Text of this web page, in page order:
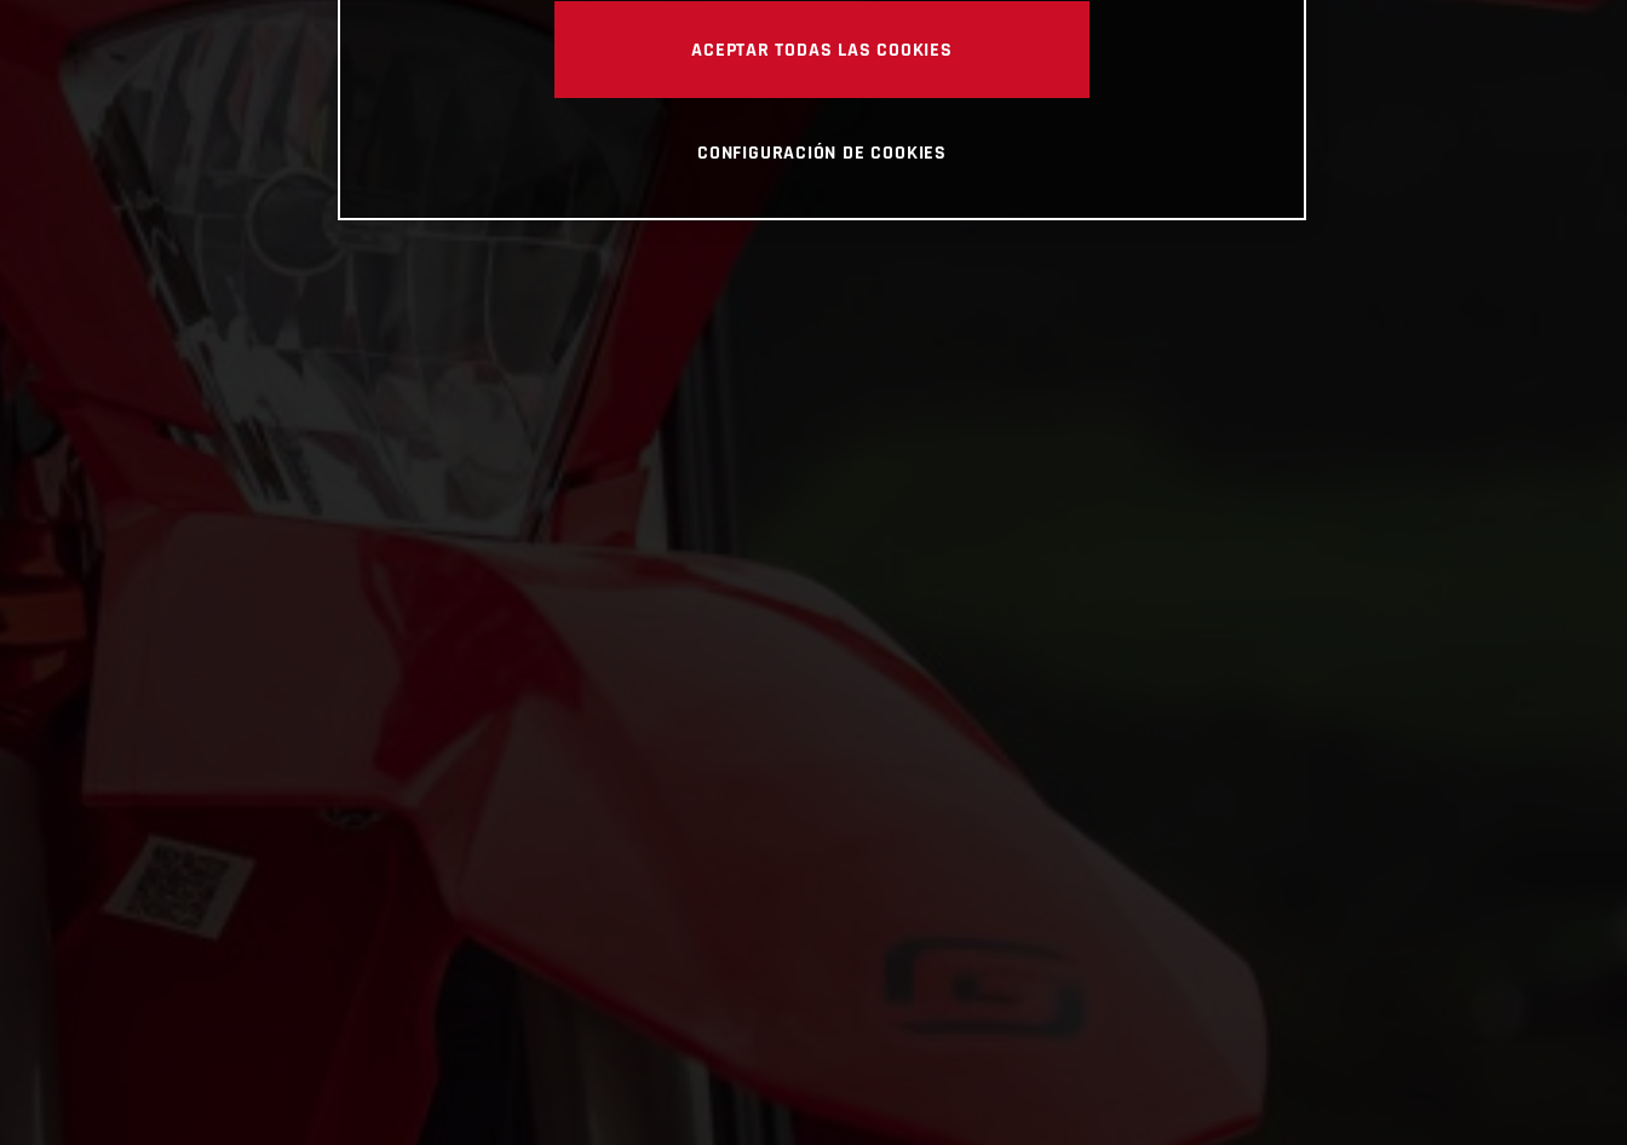
ACEPTAR TODAS LAS COOKIES
CONFIGURACIÓN DE COOKIES